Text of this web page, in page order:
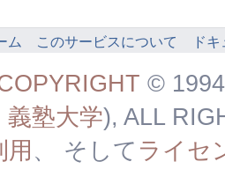
ム このサービスについて ド
©
義塾大学), ALL
、 そして ライセ